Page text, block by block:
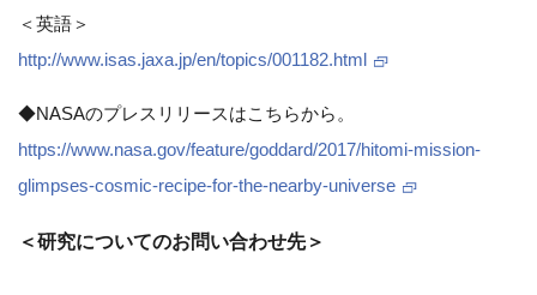
＜英語＞
http://www.isas.jaxa.jp/en/topics/001182.html
◆NASAのプレスリリースはこちらから。
https://www.nasa.gov/feature/goddard/2017/hitomi-mission-
glimpses-cosmic-recipe-for-the-nearby-universe
＜研究についてのお問い合わせ先＞